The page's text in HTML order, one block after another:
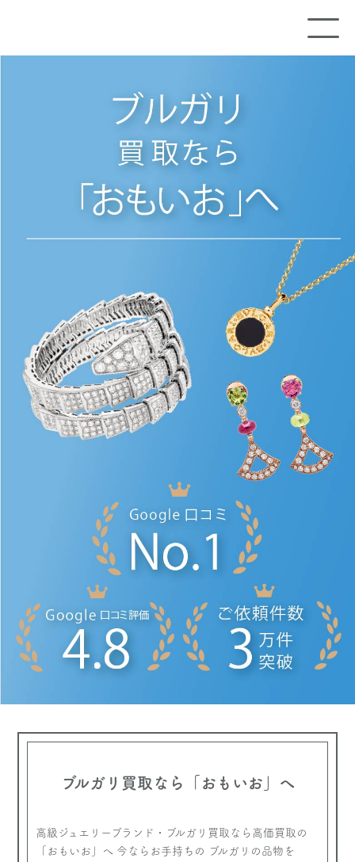
ブルガリ買取なら 「おもいお」へ
高級ジュエリーブランド・ブルガリ買取なら高価買取の
「おもいお」へ 今ならお手持ちの ブルガリの品物を